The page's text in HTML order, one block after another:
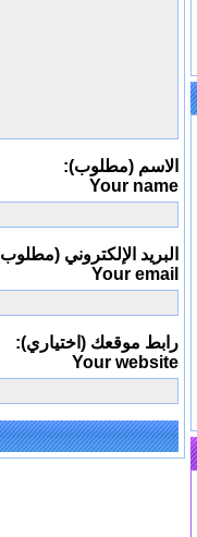
الاسم (مطلوب):
Your name
البريد الإلكتروني (مطلوب):
Your email
رابط موقعك (اختياري):
Your website
Alternative: